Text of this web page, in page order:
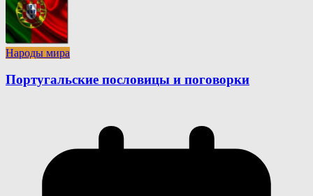
Народы мира
Португальские пословицы и поговорки